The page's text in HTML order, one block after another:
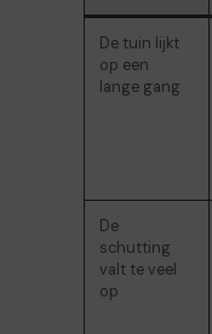
De tuin lijkt
op een
lange gang
De
schutting
valt te veel
op